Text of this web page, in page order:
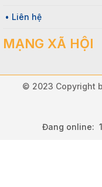
• Liên hệ
MẠNG XÃ HỘI
© 2023 Copyright
Đang online: